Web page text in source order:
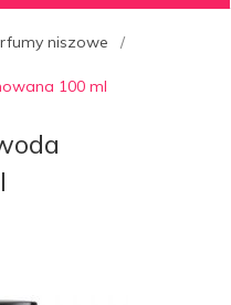
niszowe
100 ml